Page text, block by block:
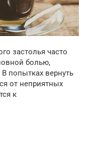
застолья часто
болью,
попытках вернуть
от неприятных
к